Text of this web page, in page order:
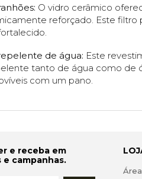
O vidro cerâmico
reforçado. Este filtro
de água: Este
tanto de água como de
com um pano.
e receba em
e campanhas.